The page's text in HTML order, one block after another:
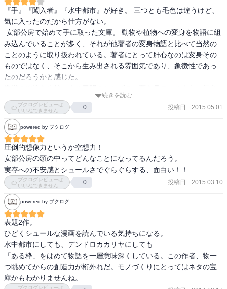
『手』『闖入者』『水中都市』が好き。 三つとも毛色は違うけど、
気に入ったのだから仕方がない。
み込んでいることが多く、それが他著者の変身物語と比べて当然の
ことのように取り扱われている。著者にとって肝心なのは変身その
ものではなく、そこから生み出される雰囲気であり、象徴性であっ
たのだろうかと感じた。
にさせられる。楽しい夢ではないことが多いが、進行のテンポが良
いため、夢だからそんなもんだよねとやや強引に納得させられてし
まう。
あとがきではカフカやリルケを似た作品として挙げていたけ
ど・・・夢野久作あたりも近・・・くもないかな？　いや、目指し
ている方向は違う気がする。もしくはアンナ・カヴァン？　それも
違う気がする。
まあ類似を探すよりも、作品が醸し出すこの素晴らしい夢の雰囲気
を素直に楽しむのが一番。ひとつ読んで気に入ったら片っ端からど
うぞ。
自治医大店　田崎
続きを読む
ブクログレビューは
いいねできません
0 投稿日 : 2015.05.01
powered by ブクログ
圧倒的想像力というか空想力！
安部公房の頭の中ってどんなことになってるんだろう。
実存への不安感とシュールさでぐらぐらする、面白い！！
ブクログレビューは
いいねできません
0 投稿日 : 2015.03.10
powered by ブクログ
表題2作。
ひどくシュールな漫画を読んでいる気持ちになる。
水中都市にしても、デンドロカカリヤにしても
「ある枠」をはめて物語を一層意味深くしている。この作者、物一
つ眺めてからの創造力が桁外れだ。モノづくりにとってはネタの宝
庫かもわかりませんね。
ブクログレビューは